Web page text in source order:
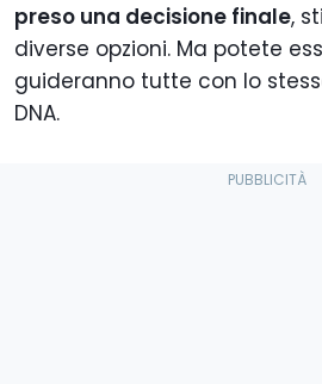
preso una decisione finale,
diverse opzioni. Ma potete
guideranno tutte con lo
DNA.